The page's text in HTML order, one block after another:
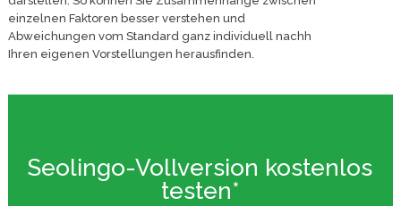
einzelnen Faktoren besser verstehen und
Abweichungen vom Standard ganz individuell nachh
Ihren eigenen Vorstellungen herausfinden.
Seolingo-Vollversion kostenlos
testen*